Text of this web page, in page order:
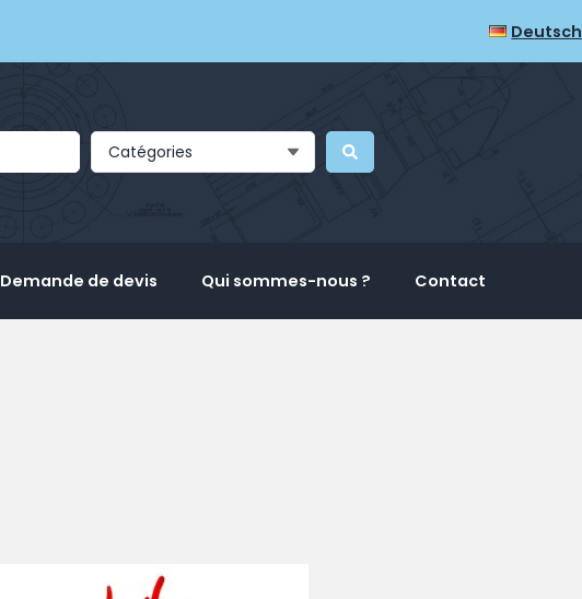
Deutsch
Catégories
Demande de devis Qui sommes-nous ? Contact